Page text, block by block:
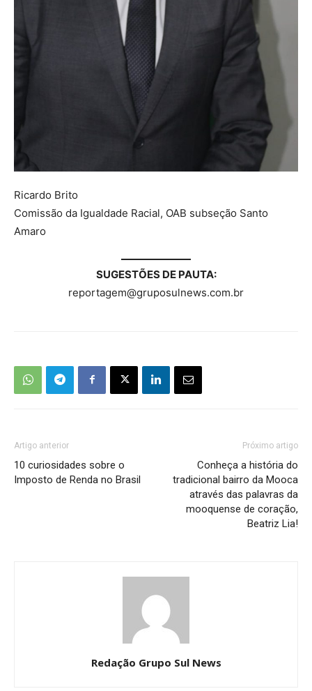
Ricardo Brito
Comissão da Igualdade Racial, OAB subseção Santo
Amaro
SUGESTÕES DE PAUTA:
reportagem@gruposulnews.com.br
Artigo anterior
10 curiosidades sobre o
Imposto de Renda no Brasil
Próximo artigo
Conheça a história do
tradicional bairro da Mooca
através das palavras da
mooquense de coração,
Beatriz Lia!
Redação Grupo Sul News